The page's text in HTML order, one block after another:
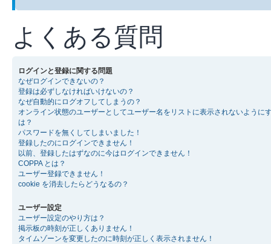
よくある質問
ログインと登録に関する問題
なぜログインできないの？
登録は必ずしなければいけないの？
なぜ自動的にログオフしてしまうの？
オンライン状態のユーザーとしてユーザー名をリストに表示されないように
は？
パスワードを無くしてしまいました！
登録したのにログインできません！
以前、登録したはずなのに今はログインできません！
COPPA とは？
ユーザー登録できません！
cookie を消去したらどうなるの？
ユーザー設定
ユーザー設定のやり方は？
掲示板の時刻が正しくありません！
タイムゾーンを変更したのに時刻が正しく表示されません！